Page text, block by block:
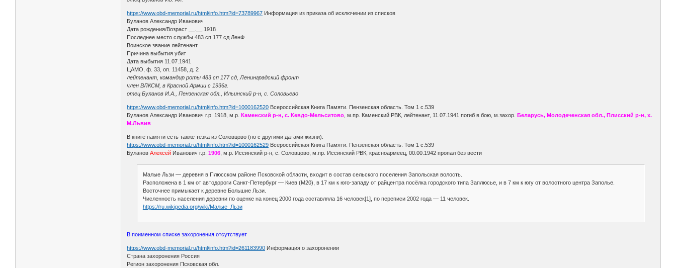
https://www.obd-memorial.ru/html/info.htm?id=73789967 Информация из приказа об исключении из списков
Буланов Александр Иванович
Дата рождения/Возраст __.__.1918
Последнее место службы 483 сп 177 сд ЛенФ
Воинское звание лейтенант
Причина выбытия убит
Дата выбытия 11.07.1941
ЦАМО, ф. 33, оп. 11458, д. 2
лейтенант, командир роты 483 сп 177 сд, Ленинградский фронт
член ВЛКСМ, в Красной Армии с 1936г.
отец Буланов И.А., Пензенская обл., Ильинский р-н, с. Соловьево
https://www.obd-memorial.ru/html/info.htm?id=1000162520 Всероссийская Книга Памяти. Пензенская область. Том 1 с.539
Буланов Александр Иванович г.р. 1918, м.р.Каменский р-н, с. Кевдо-Мельситово , м.пр. Каменский РВК, лейтенант, 11.07.1941 погиб в бою, м.захор.Беларусь, Молодеченская обл., Плисский р-н, х.
М.Львив
В книге памяти есть также тезка из Соловцово (но с другими датами жизни):
https://www.obd-memorial.ru/html/info.htm?id=1000162529 Всероссийская Книга Памяти. Пензенская область. Том 1 с.539
БулановАлексей Иванович г.р.1906 , м.р. Иссинский р-н, с. Соловцово, м.пр. Иссинский РВК, красноармеец, 00.00.1942 пропал без вести
Малые Льзи — деревня в Плюсском районе Псковской области, входит в состав сельского поселения Запольская волость.
Расположена в 1 км от автодороги Санкт-Петербург — Киев (М20), в 17 км к юго-западу от райцентра посёлка городского типа Заплюсье, и в 7 км к югу от волостного центра Заполье.
Восточнее примыкает к деревне Большие Льзи.
Численность населения деревни по оценке на конец 2000 года составляла 16 человек[1], по переписи 2002 года — 11 человек.
https://ru.wikipedia.org/wiki/Малые_Льзи
В поименном списке захоронения отсутствует
https://www.obd-memorial.ru/html/info.htm?id=261183990 Информация о захоронении
Страна захоронения Россия
Регион захоронения Псковская обл.